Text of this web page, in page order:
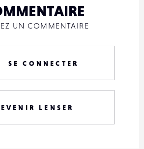
UN COMMENTAIRE
SE CONNECTER
LENSER